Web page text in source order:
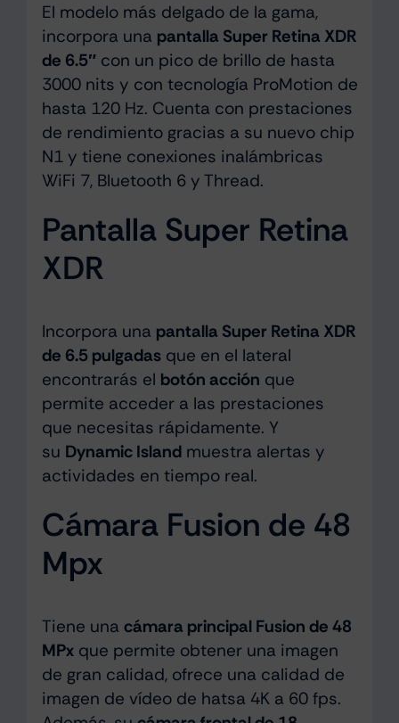
El modelo más delgado de la gama,
incorpora una pantalla Super Retina XDR
de 6.5″ con un pico de brillo de hasta
3000 nits y con tecnología ProMotion de
hasta 120 Hz. Cuenta con prestaciones
de rendimiento gracias a su nuevo chip
N1 y tiene conexiones inalámbricas
WiFi 7, Bluetooth 6 y Thread.
Pantalla Super Retina
XDR
Incorpora una pantalla Super Retina XDR
de 6.5 pulgadasque en el lateral
encontrarás el botón acción que
permite acceder a las prestaciones
que necesitas rápidamente. Y
su Dynamic Island muestra alertas y
actividades en tiempo real.
Cámara Fusion de 48
Mpx
Tiene una cámara principal Fusion de 48
MPxque permite obtener una imagen
de gran calidad, ofrece una calidad de
imagen de vídeo de hatsa 4K a 60 fps.